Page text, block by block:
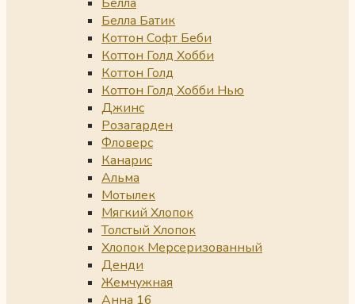
Белла Батик
Коттон Софт Беби
Коттон Голд Хобби
Коттон Голд
Коттон Голд Хобби Нью
Джинс
Розагарден
Фловерс
Канарис
Альма
Мотылек
Мягкий Хлопок
Толстый Хлопок
Хлопок Мерсеризованный
Денди
Жемчужная
Анна 16